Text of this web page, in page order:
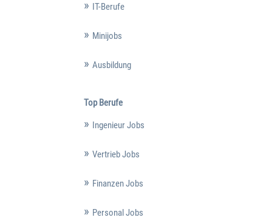
IT-Berufe
Minijobs
Ausbildung
Top Berufe
Ingenieur Jobs
Vertrieb Jobs
Finanzen Jobs
Personal Jobs